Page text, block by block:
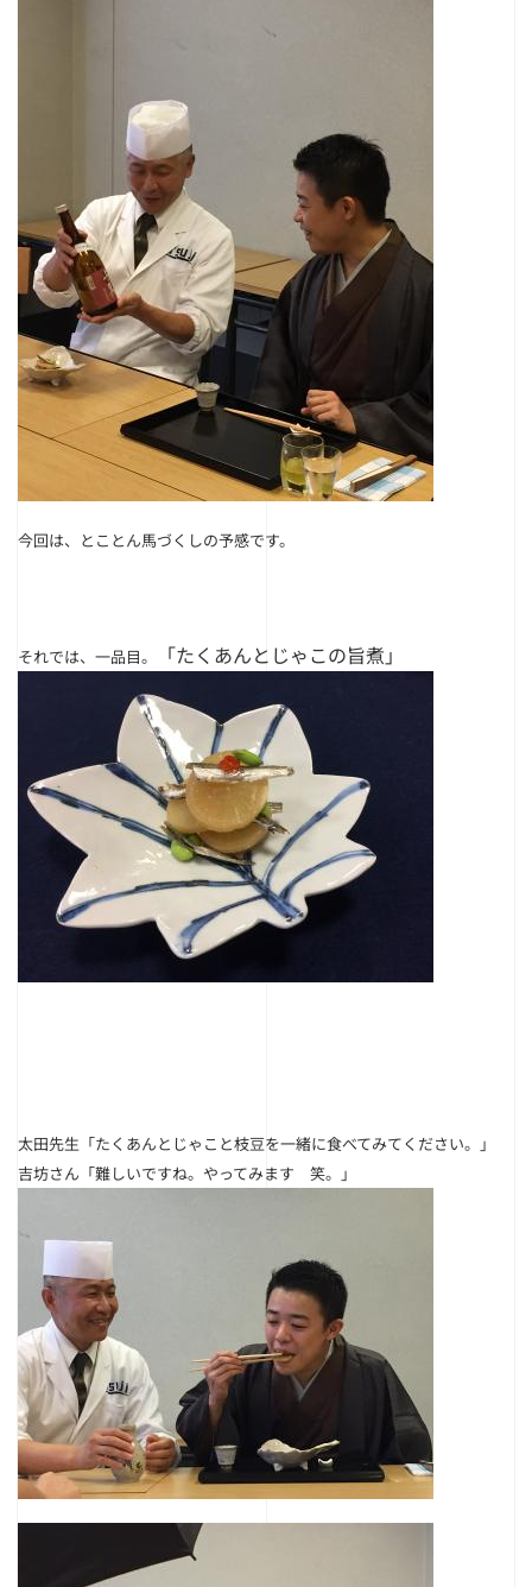
今回は、とことん馬づくしの予感です。
それでは、一品目。 「たくあんとじゃこの旨煮」
太田先生 「たくあんとじゃこと枝豆を一緒に食べてみてください。」
吉坊さん 「難しいですね。やってみます 笑。」